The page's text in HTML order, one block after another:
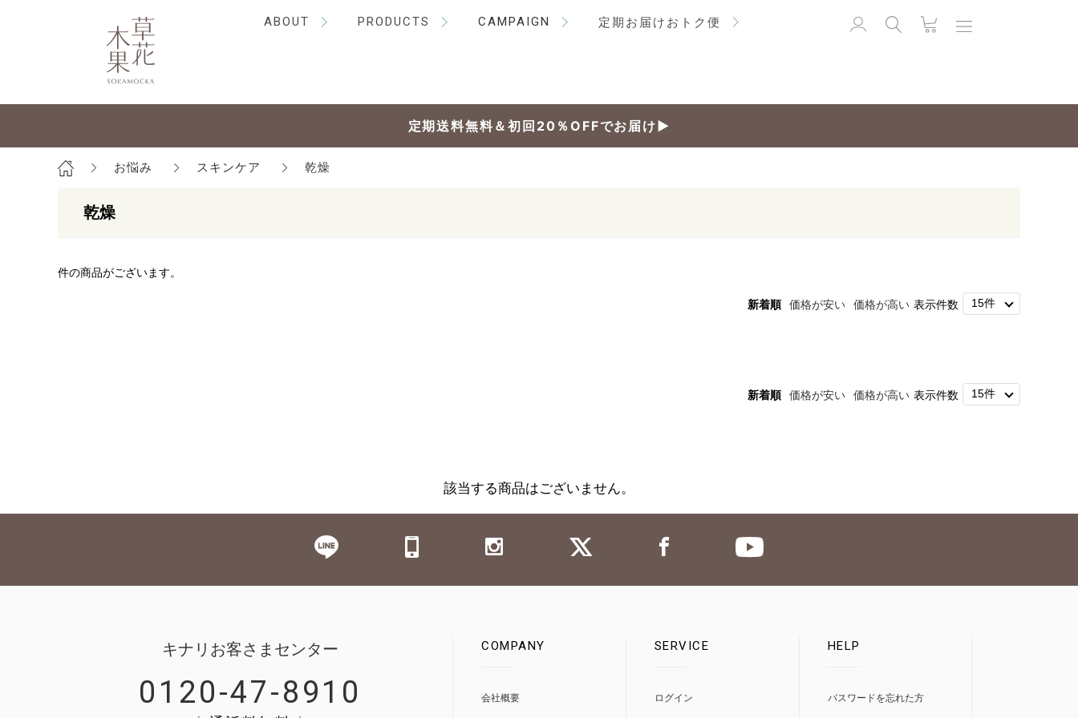
ABOUT PRODUCTS CAMPAIGN 定期お届けおトク便
定期送料無料＆初回20％OFFでお届け▶
お悩み スキンケア 乾燥
乾燥
件の商品がございます。
新着順 価格が安い 価格が高い 表示件数
新着順 価格が安い 価格が高い 表示件数
該当する商品はございません。
キナリお客さまセンター
0120-47-8910
COMPANY
会社概要
SERVICE
ログイン
HELP
パスワードを忘れた方